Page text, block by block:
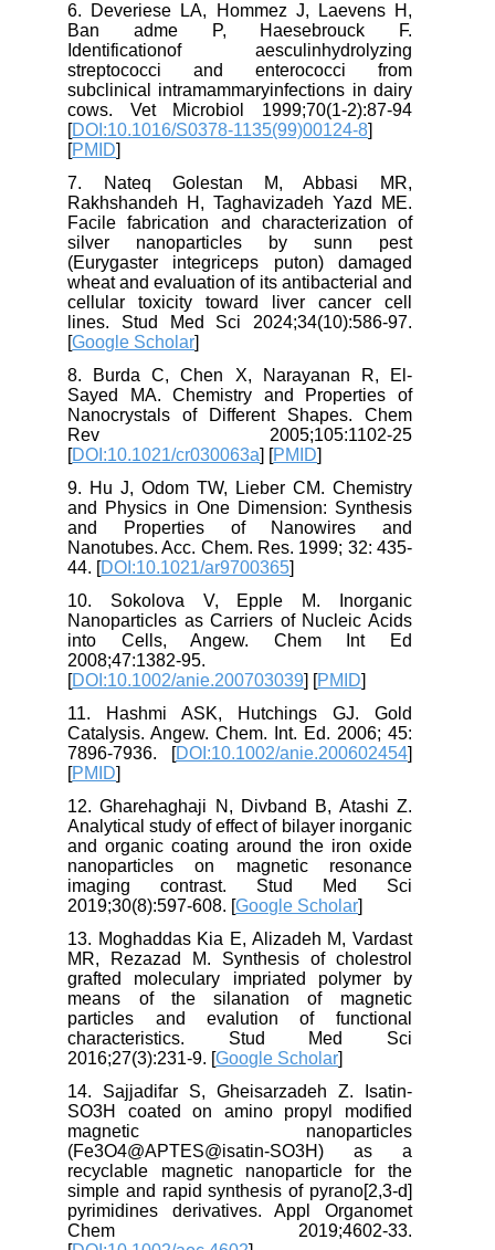
6. Deveriese LA, Hommez J, Laevens H,
Ban adme P, Haesebrouck F.
Identificationof aesculinhydrolyzing
streptococci and enterococci from
subclinical intramammaryinfections in dairy
cows. Vet Microbiol 1999;70(1-2):87-94
[DOI:10.1016/S0378-1135(99)00124-8
[PMID
7. Nateq Golestan M, Abbasi MR,
Rakhshandeh H, Taghavizadeh Yazd ME.
Facile fabrication and characterization of
silver nanoparticles by sunn pest
(Eurygaster integriceps puton) damaged
wheat and evaluation of its antibacterial and
cellular toxicity toward liver cancer cell
lines. Stud Med Sci 2024;34(10):586-97.
[Google Scholar
8. Burda C, Chen X, Narayanan R, El-
Sayed MA. Chemistry and Properties of
Nanocrystals of Different Shapes. Chem
Rev 2005;105:1102-25
[DOI:10.1021/cr030063a] [PMID
9. Hu J, Odom TW, Lieber CM. Chemistry
and Physics in One Dimension: Synthesis
and Properties of Nanowires and
Nanotubes. Acc. Chem. Res. 1999; 32: 435-
44. [DOI:10.1021/ar9700365
10. Sokolova V, Epple M. Inorganic
Nanoparticles as Carriers of Nucleic Acids
into Cells, Angew. Chem Int Ed
2008;47:1382-95.
[DOI:10.1002/anie.200703039] [PMID
11. Hashmi ASK, Hutchings GJ. Gold
Catalysis. Angew. Chem. Int. Ed. 2006; 45:
7896-7936. [DOI:10.1002/anie.200602454
[PMID
12. Gharehaghaji N, Divband B, Atashi Z.
Analytical study of effect of bilayer inorganic
and organic coating around the iron oxide
nanoparticles on magnetic resonance
imaging contrast. Stud Med Sci
2019;30(8):597-608. [Google Scholar
13. Moghaddas Kia E, Alizadeh M, Vardast
MR, Rezazad M. Synthesis of cholestrol
grafted moleculary impriated polymer by
means of the silanation of magnetic
particles and evalution of functional
characteristics. Stud Med Sci
2016;27(3):231-9. [Google Scholar
14. Sajjadifar S, Gheisarzadeh Z. Isatin‐
SO3H coated on amino propyl modified
magnetic nanoparticles
(Fe3O4@APTES@isatin‐SO3H) as a
recyclable magnetic nanoparticle for the
simple and rapid synthesis of pyrano[2,3‐d]
pyrimidines derivatives. Appl Organomet
Chem 2019;4602-33.